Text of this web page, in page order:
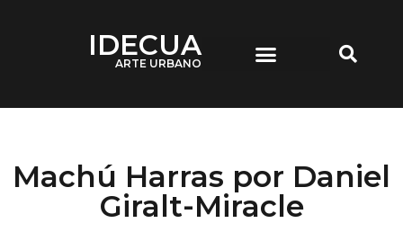
IDECUA
ARTE URBANO
Machú Harras por Daniel
Giralt-Miracle